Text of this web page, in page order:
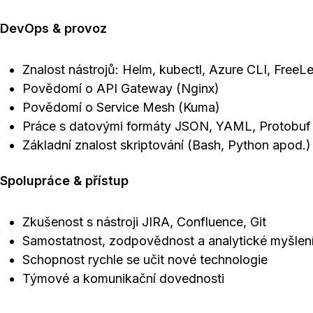
DevOps & provoz
Znalost nástrojů: Helm, kubectl, Azure CLI,
Povědomí o API Gateway (Nginx)
Povědomí o Service Mesh (Kuma)
Práce s datovými formáty JSON, YAML, Protobuf
Základní znalost skriptování (Bash, Python apod.)
Spolupráce & přístup
Zkušenost s nástroji JIRA, Confluence, Git
Samostatnost, zodpovědnost a analytické
Schopnost rychle se učit nové technologie
Týmové a komunikační dovednosti